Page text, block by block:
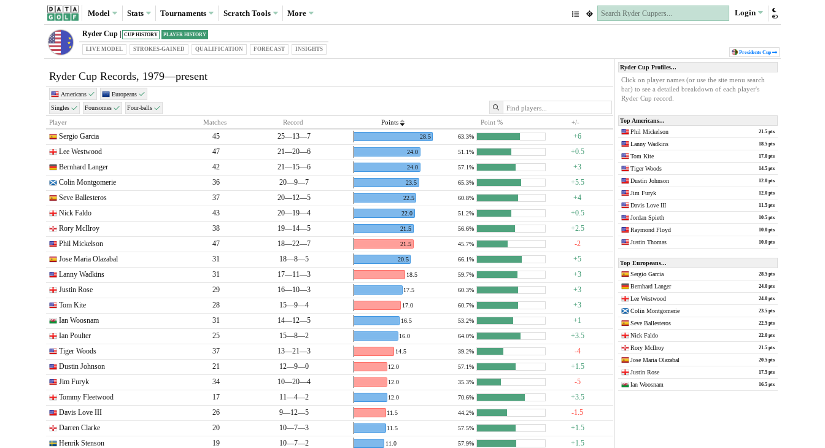
Model Stats Tournaments ScratchTools More Login
Presidents Cup
Ryder Cup | PLAYER HISTORY
CUP HISTORY
LIVE MODEL STROKES-GAINED QUALIFICATION FORECAST INSIGHTS
Ryder Cup Records, 1979—present
Americans Europeans
Singles Foursomes Four-balls
Player Matches Record Points Point % +/-
Sergio Garcia 45 25—13—7 28.5 63.3%
+6
Lee Westwood
47 21—20—6 24.0 51.1%
+0.5
Bernhard Langer
42 21—15—6 24.0 57.1%
+3
Colin Montgomerie
36 20—9—7 23.5 65.3%
+5.5
Seve Ballesteros
37 20—12—5 22.5 60.8%
+4
Nick Faldo
43 20—19—4 22.0 51.2%
+0.5
Rory McIlroy
38 19—14—5 21.5 56.6%
+2.5
Phil Mickelson
47 18—22—7 21.5 45.7%
-2
Jose Maria Olazabal
31 18—8—5 20.5 66.1%
+5
Lanny Wadkins
31 17—11—3 18.5 59.7%
+3
Justin Rose
29 16—10—3 17.5 60.3%
+3
Tom Kite
28 15—9—4 17.0 60.7%
+3
Ian Woosnam
31 14—12—5 16.5 53.2%
+1
Ian Poulter
25 15—8—2 16.0 64.0%
+3.5
Tiger Woods
37 13—21—3 14.5 39.2%
-4
Dustin Johnson
21 12—9—0 12.0 57.1%
+1.5
Jim Furyk
34 10—20—4 12.0 35.3%
-5
Tommy Fleetwood
17 11—4—2 12.0 70.6%
+3.5
Davis Love III
26 9—12—5 11.5 44.2%
-1.5
Darren Clarke
20 10—7—3 11.5 57.5%
+1.5
Henrik Stenson
19 10—7—2 11.0 57.9%
+1.5
Ryder Cup Profiles...
Click on player names (or use the site menu search
bar) to see a detailed breakdown of each player's
Ryder Cup record.
Top Americans...
Phil Mickelson
21.5 pts
Lanny Wadkins 18.5 pts
Tom Kite 17.0 pts
Tiger Woods 14.5 pts
Dustin Johnson 12.0 pts
Jim Furyk 12.0 pts
Davis Love III 11.5 pts
Jordan Spieth 10.5 pts
Raymond Floyd 10.0 pts
Justin Thomas 10.0 pts
Top Europeans...
Sergio Garcia
28.5 pts
Bernhard Langer 24.0 pts
Lee Westwood 24.0 pts
Colin Montgomerie 23.5 pts
Seve Ballesteros 22.5 pts
Nick Faldo 22.0 pts
Rory McIlroy 21.5 pts
Jose Maria Olazabal 20.5 pts
Justin Rose 17.5 pts
Ian Woosnam 16.5 pts